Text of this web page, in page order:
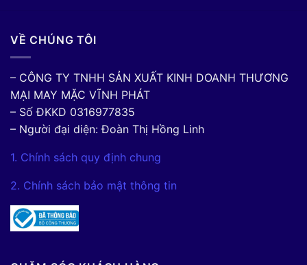
VỀ CHÚNG TÔI
– CÔNG TY TNHH SẢN XUẤT KINH DOANH THƯƠNG
MẠI MAY MẶC VĨNH PHÁT
– Số ĐKKD 0316977835
– Người đại diện: Đoàn Thị Hồng Linh
1. Chính sách quy định chung
2. Chính sách bảo mật thông tin